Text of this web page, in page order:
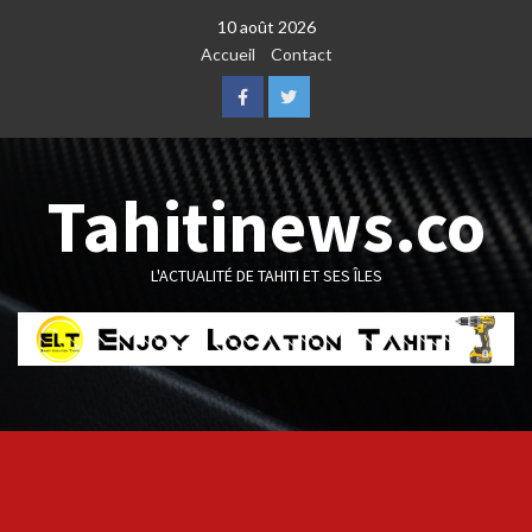
10 août 2026
Accueil
Contact
FacebookTwitter
Tahitinews.co
L'ACTUALITÉ DE TAHITI ET SES ÎLES